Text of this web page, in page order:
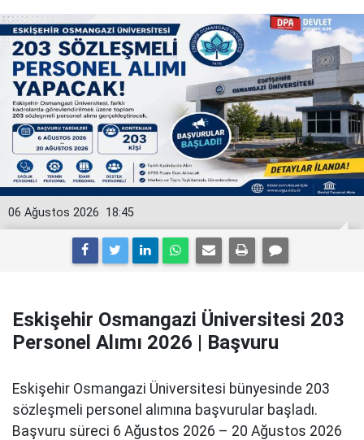
18:45
06 Ağustos 2026
Eskişehir Osmangazi Üniversitesi 203
Personel Alımı 2026 | Başvuru
Eskişehir Osmangazi Üniversitesi bünyesinde 203
sözleşmeli personel alımına başvurular başladı.
Başvuru süreci 6 Ağustos 2026 – 20 Ağustos 2026